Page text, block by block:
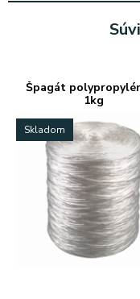
Špagát
1kg
Skladom